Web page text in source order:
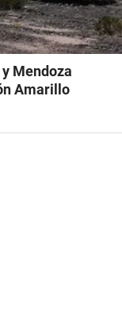
Mendoza
Amarillo